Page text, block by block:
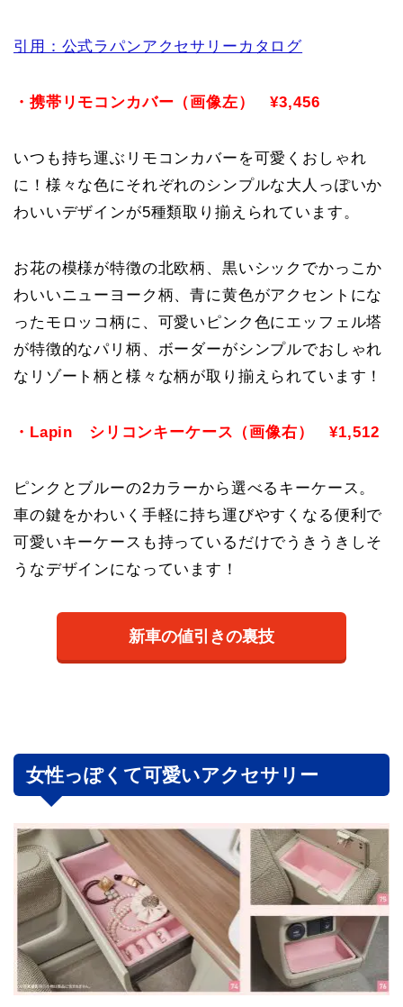
引用：公式ラパンアクセサリーカタログ
・携帯リモコンカバー（画像左） ¥3,456
いつも持ち運ぶリモコンカバーを可愛くおしゃれ
に！様々な色にそれぞれのシンプルな大人っぽいか
わいいデザインが5種類取り揃えられています。
お花の模様が特徴の北欧柄、黒いシックでかっこか
わいいニューヨーク柄、青に黄色がアクセントにな
ったモロッコ柄に、可愛いピンク色にエッフェル塔
が特徴的なパリ柄、ボーダーがシンプルでおしゃれ
なリゾート柄と様々な柄が取り揃えられています！
・Lapin シリコンキーケース（画像右） ¥1,512
ピンクとブルーの2カラーから選べるキーケース。
車の鍵をかわいく手軽に持ち運びやすくなる便利で
可愛いキーケースも持っているだけでうきうきしそ
うなデザインになっています！
新車の値引きの裏技
女性っぽくて可愛いアクセサリー